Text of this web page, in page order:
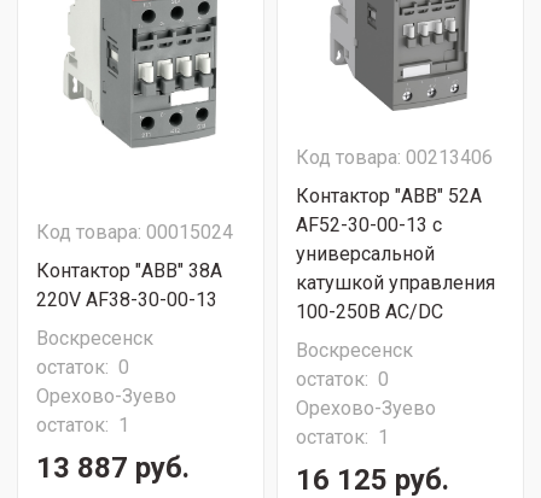
Код товара: 00015024
Контактор "ABB" 38A
220V AF38-30-00-13
Воскресенск
остаток: 0
Орехово-Зуево
остаток: 1
13 887 руб.
Код товара: 00213406
Контактор "ABB" 52А
AF52-30-00-13 с
универсальной
катушкой управления
100-250В AC/DC
Воскресенск
остаток: 0
Орехово-Зуево
остаток: 1
16 125 руб.